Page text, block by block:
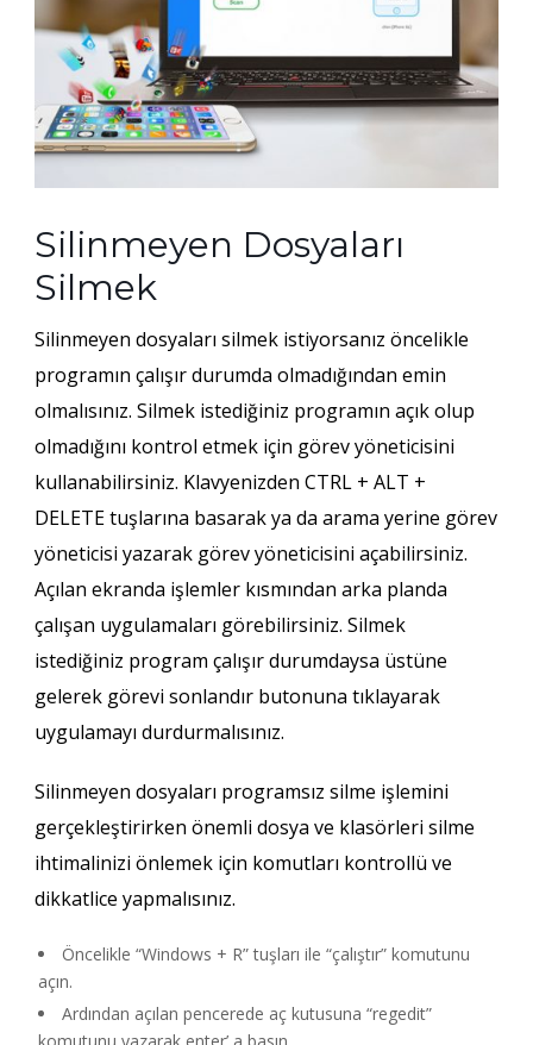
Silinmeyen Dosyaları
Silmek
Silinmeyen dosyaları silmekistiyorsanız öncelikle
programın çalışır durumda olmadığından emin
olmalısınız. Silmek istediğiniz programın açık olup
olmadığını kontrol etmek için görev yöneticisini
kullanabilirsiniz. Klavyenizden CTRL + ALT +
DELETE tuşlarına basarak ya da arama yerine görev
yöneticisi yazarak görev yöneticisini açabilirsiniz.
Açılan ekranda işlemler kısmından arka planda
çalışan uygulamaları görebilirsiniz. Silmek
istediğiniz program çalışır durumdaysa üstüne
gelerek görevi sonlandır butonuna tıklayarak
uygulamayı durdurmalısınız.
Silinmeyen dosyaları programsız silme işlemini
gerçekleştirirken önemli dosya ve klasörleri silme
ihtimalinizi önlemek için komutları kontrollü ve
dikkatlice yapmalısınız.
Öncelikle “Windows + R” tuşları ile “çalıştır” komutunu
açın.
Ardından açılan pencerede aç kutusuna “regedit”